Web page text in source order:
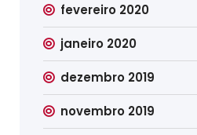
fevereiro 2020
janeiro 2020
dezembro 2019
novembro 2019